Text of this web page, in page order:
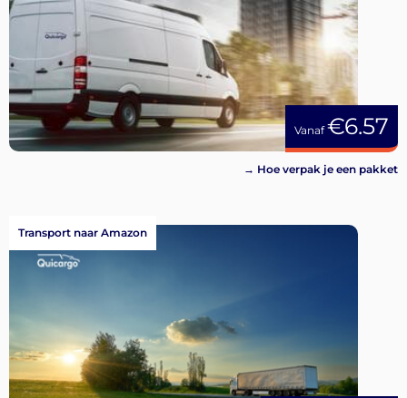
Vanaf€6.57
→ Hoe verpak je een pakket
Transport naar Amazon